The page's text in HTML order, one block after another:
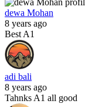
dewa Mohan
8 years ago
Best A1
adi bali
8 years ago
Tahnks A1 all good